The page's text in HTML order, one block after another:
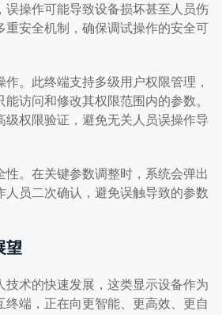
误操作可能导致设备损坏甚至人员伤
重安全机制，确保调试操作的安全可
。此终端支持多级用户权限管理，
访问和修改其权限范围内的参数。
级权限验证，避免无关人员误操作导
性。在关键参数调整时，系统会弹出
人员二次确认，避免误触导致的参数
望
技术的快速发展，这类显示设备作为
终端，正在向更智能、更高效、更自